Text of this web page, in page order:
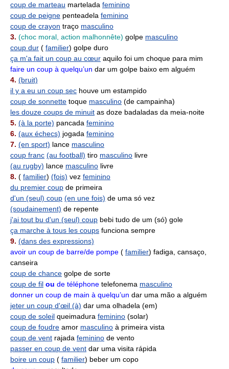
coup de marteau martelada feminino
coup de peigne penteadela feminino
coup de crayon traço masculino
3. (choc moral, action malhonnête) golpe masculino
coup dur ( familier) golpe duro
ça m'a fait un coup au cœur aquilo foi um choque para mim
faire un coup à quelqu’un dar um golpe baixo em alguém
4. (bruit)
il y a eu un coup sec houve um estampido
coup de sonnette toque masculino (de campainha)
les douze coups de minuit as doze badaladas da meia-noite
5. (à la porte) pancada feminino
6. (aux échecs) jogada feminino
7. (en sport) lance masculino
coup franc (au football) tiro masculino livre
(au rugby) lance masculino livre
8. ( familier) (fois) vez feminino
du premier coup de primeira
d'un (seul) coup (en une fois) de uma só vez
(soudainement) de repente
j'ai tout bu d'un (seul) coup bebi tudo de um (só) gole
ça marche à tous les coups funciona sempre
9. (dans des expressions)
avoir un coup de barre/de pompe ( familier) fadiga, cansaço,
canseira
coup de chance golpe de sorte
coup de fil ou de téléphone telefonema masculino
donner un coup de main à quelqu’un dar uma mão a alguém
jeter un coup d'œil (à) dar uma olhadela (em)
coup de soleil queimadura feminino (solar)
coup de foudre amor masculino à primeira vista
coup de vent rajada feminino de vento
passer en coup de vent dar uma visita rápida
boire un coup ( familier) beber um copo